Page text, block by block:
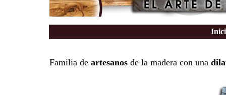
Familia de artesanosde la madera con una